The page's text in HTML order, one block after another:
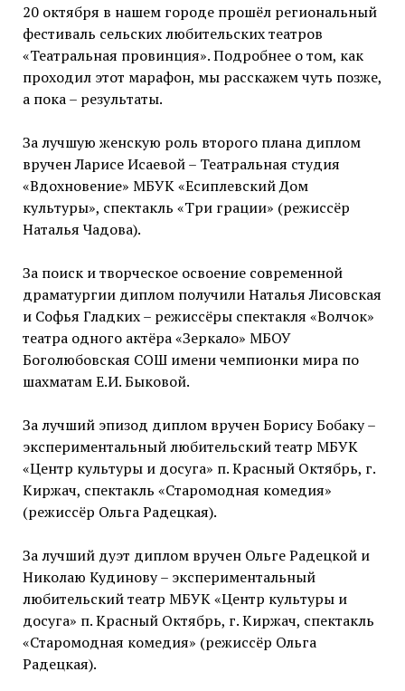
20 октября в нашем городе прошёл региональный
фестиваль сельских любительских театров
«Театральная провинция». Подробнее о том, как
проходил этот марафон, мы расскажем чуть позже,
а пока – результаты.
За лучшую женскую роль второго плана диплом
вручен Ларисе Исаевой – Театральная студия
«Вдохновение» МБУК «Есиплевский Дом
культуры», спектакль «Три грации» (режиссёр
Наталья Чадова).
За поиск и творческое освоение современной
драматургии диплом получили Наталья Лисовская
и Софья Гладких – режиссёры спектакля «Волчок»
театра одного актёра «Зеркало» МБОУ
Боголюбовская СОШ имени чемпионки мира по
шахматам Е.И. Быковой.
За лучший эпизод диплом вручен Борису Бобаку –
экспериментальный любительский театр МБУК
«Центр культуры и досуга» п. Красный Октябрь, г.
Киржач, спектакль «Старомодная комедия»
(режиссёр Ольга Радецкая).
За лучший дуэт диплом вручен Ольге Радецкой и
Николаю Кудинову – экспериментальный
любительский театр МБУК «Центр культуры и
досуга» п. Красный Октябрь, г. Киржач, спектакль
«Старомодная комедия» (режиссёр Ольга
Радецкая).